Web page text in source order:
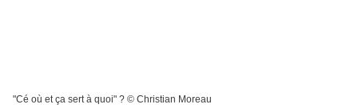
"Cé où et ça sert à quoi" ? © Christian Moreau